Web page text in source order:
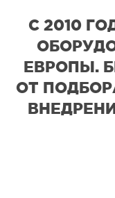
С 2010
ЕВРОПЫ.
ОТ